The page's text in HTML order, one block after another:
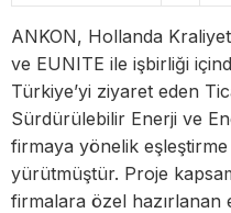
ANKON, Hollanda
ve EUNITE ile işbirliği
Türkiye’yi ziyaret eden
Sürdürülebilir Enerji ve
firmaya yönelik
yürütmüştür. Proje
firmalara özel hazırlanan